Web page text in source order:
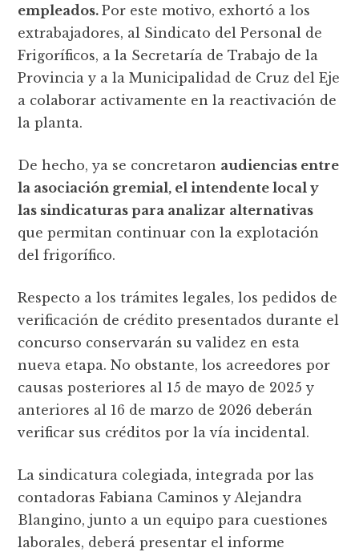
empleados.Por este motivo, exhortó a los
extrabajadores, al Sindicato del Personal de
Frigoríficos, a la Secretaría de Trabajo de la
Provincia y a la Municipalidad de Cruz del Eje
a colaborar activamente en la reactivación de
la planta.
De hecho, ya se concretaron audiencias entre
la asociación gremial, el intendente local y
las sindicaturas para analizar alternativas
que permitan continuar con la explotación
del frigorífico.
Respecto a los trámites legales, los pedidos de
verificación de crédito presentados durante el
concurso conservarán su validez en esta
nueva etapa. No obstante, los acreedores por
causas posteriores al 15 de mayo de 2025 y
anteriores al 16 de marzo de 2026 deberán
verificar sus créditos por la vía incidental.
La sindicatura colegiada, integrada por las
contadoras Fabiana Caminos y Alejandra
Blangino, junto a un equipo para cuestiones
laborales, deberá presentar el informe